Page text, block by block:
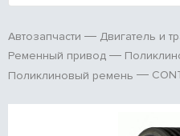
Автозапчасти Двигатель и
Ременный привод
Поликлиновый ремень